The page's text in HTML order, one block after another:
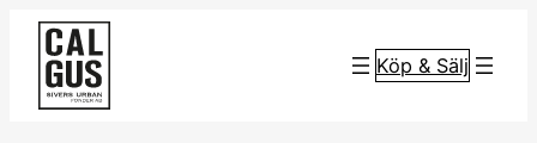
Hoppa
innehåll
Köp & Sälj